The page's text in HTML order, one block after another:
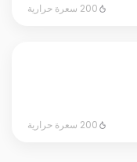
200 سعرة حرارية
200 سعرة حرارية